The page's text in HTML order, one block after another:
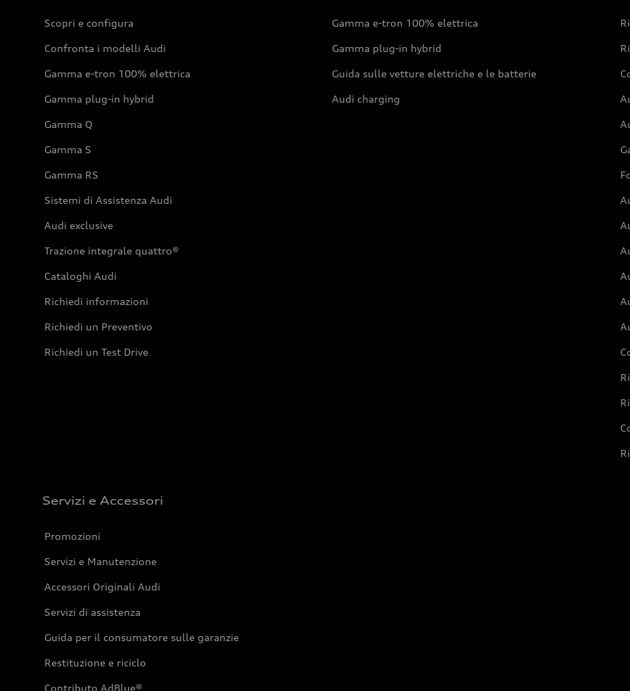
Scopri e configura
Confronta i modelli Audi
Gamma e-tron 100% elettrica
Gamma plug-in hybrid
Gamma Q
Gamma S
Gamma RS
Sistemi di Assistenza Audi
Audi exclusive
Trazione integrale quattro®
Cataloghi Audi
Richiedi informazioni
Richiedi un Preventivo
Richiedi un Test Drive
Gamma e-tron 100% elettrica
Gamma plug-in hybrid
Guida sulle vetture elettriche e le batterie
Audi charging
Servizi e Accessori
Promozioni
Servizi e Manutenzione
Accessori Originali Audi
Servizi di assistenza
Guida per il consumatore sulle garanzie
Restituzione e riciclo
Contributo AdBlue®